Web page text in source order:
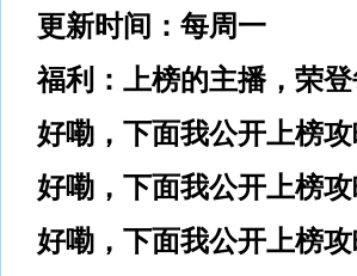
更新时间：每周一
福利：上榜的主播，荣
好嘞，下面我公开上榜
好嘞，下面我公开上榜
好嘞，下面我公开上榜